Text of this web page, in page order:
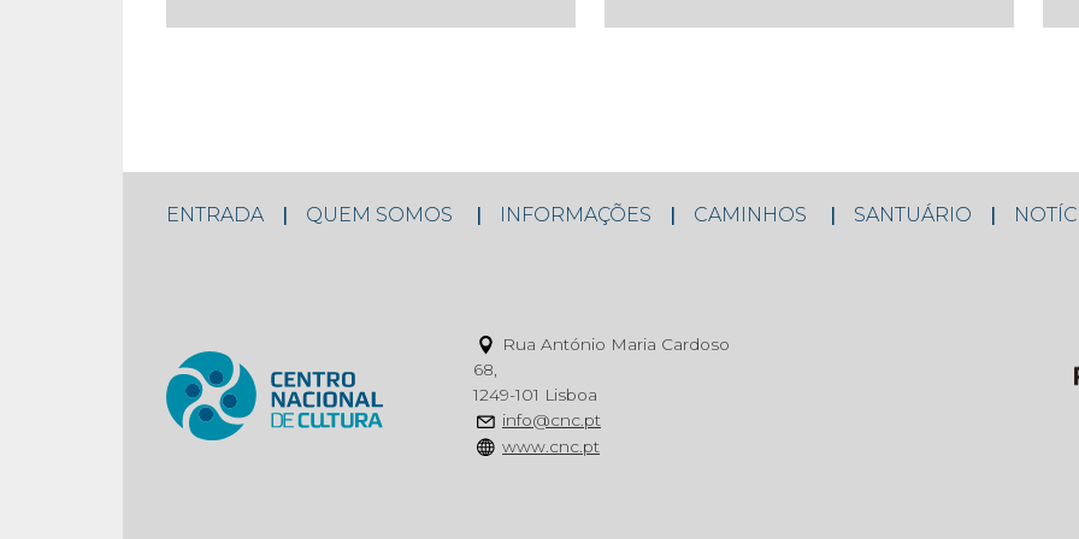
ENTRADA QUEM SOMOS INFORMAÇÕES CAMINHOS SANTUÁRIO
Rua António Maria Cardoso
68,
1249-101 Lisboa
info@cnc.pt
www.cnc.pt